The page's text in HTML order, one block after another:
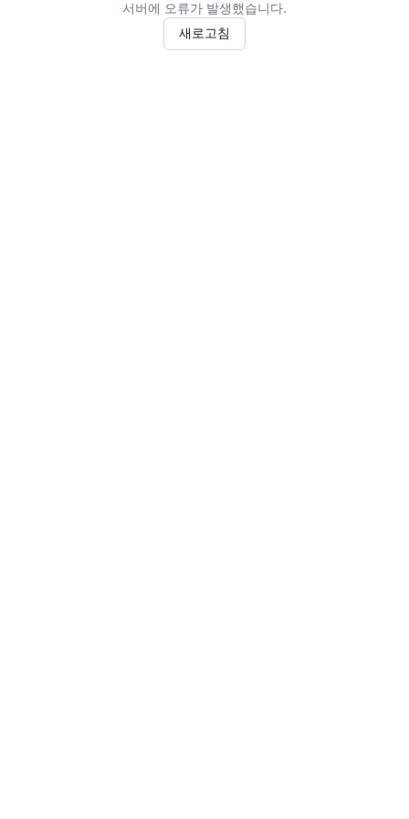
서버에 오류가 발생했습니다.
새로고침